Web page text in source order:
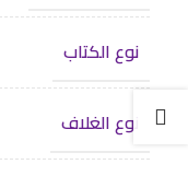
نوع الكتاب
نوع الغلاف